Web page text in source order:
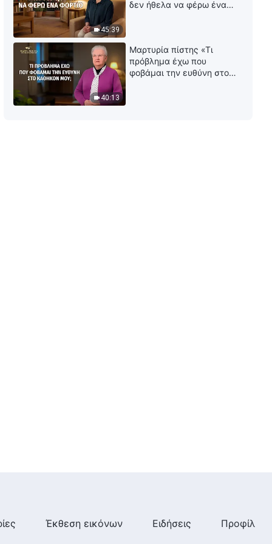
33:27
του έργου του Θεού (3)» Μέρος
πρώτο
48:24
Ομιλία του Θεού | «Το όραμα
του έργου του Θεού (3)» Μέρος
δεύτερο
45:39
δεν ήθελα να φέρω ένα
40:13
Μαρτυρία πίστης «Τι
πρόβλημα έχω που
φοβάμαι την ευθύνη στο
Έκθεση εικόνων Ειδήσεις Προφίλ